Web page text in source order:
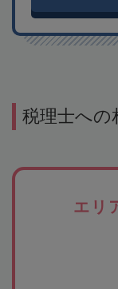
税理士への
エリ